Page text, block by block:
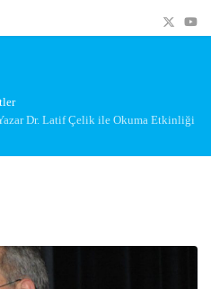
Dr. Latif Çelik ile Okuma Etkinliği